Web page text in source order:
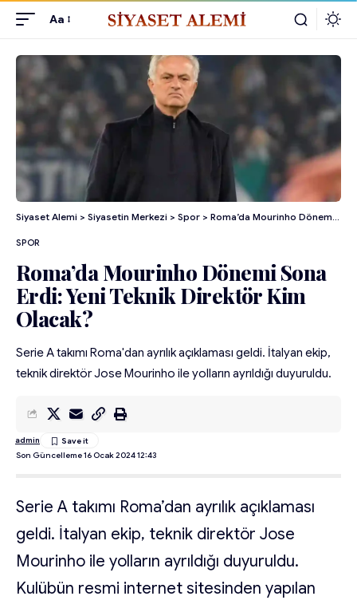
Aa
Siyaset Alemi > Siyasetin Merkezi > Spor > Roma’da Mourinho Dönemi Sona Erdi: Yeni Teknik Direktör Kim Olacak?
SPOR
Roma’da Mourinho Dönemi Sona
Erdi: Yeni Teknik Direktör Kim
Olacak?
Serie A takımı Roma'dan ayrılık açıklaması geldi. İtalyan ekip,
teknik direktör Jose Mourinho ile yolların ayrıldığı duyuruldu.
Son Güncelleme 16 Ocak 2024 12:43
admin
Serie A takımı Roma’dan ayrılık açıklaması
geldi. İtalyan ekip, teknik direktör Jose
Mourinho ile yolların ayrıldığı duyuruldu.
Kulübün resmi internet sitesinden yapılan